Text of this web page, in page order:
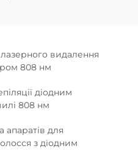
видалення
808 нм
діодним
808 нм
апаратів для
з діодним